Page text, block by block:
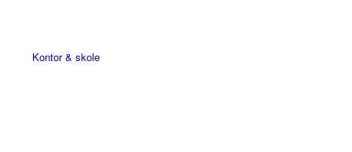
Kontor & skole